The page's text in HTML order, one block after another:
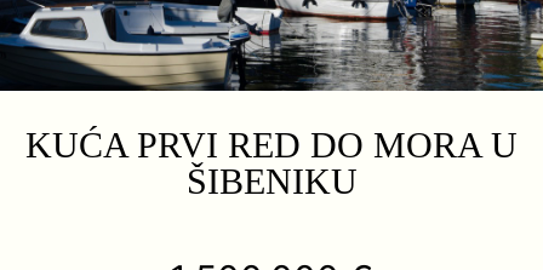
KUĆA PRVI RED DO MORA U
ŠIBENIKU